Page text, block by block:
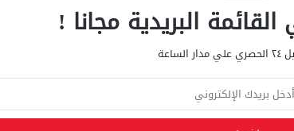
البريدية مجانا !
الساعة